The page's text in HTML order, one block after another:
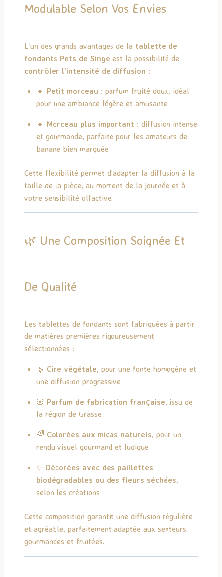
Modulable Selon Vos Envies
L’un des grands avantages de la tablette de
fondants Pets de Singe est la possibilité de
contrôler l’intensité de diffusion :
🔹 Petit morceau : parfum fruité doux, idéal
pour une ambiance légère et amusante
🔹 Morceau plus important : diffusion intense
et gourmande, parfaite pour les amateurs de
banane bien marquée
Cette flexibilité permet d’adapter la diffusion à la
taille de la pièce, au moment de la journée et à
votre sensibilité olfactive.
🌿 Une Composition Soignée Et
De Qualité
Les tablettes de fondants sont fabriquées à partir
de matières premières rigoureusement
sélectionnées :
🌿 Cire végétale, pour une fonte homogène et
une diffusion progressive
🌸 Parfum de fabrication française, issu de
la région de Grasse
🌈 Colorées aux micas naturels, pour un
rendu visuel gourmand et ludique
✨ Décorées avec des paillettes
biodégradables ou des fleurs séchées,
selon les créations
Cette composition garantit une diffusion régulière
et agréable, parfaitement adaptée aux senteurs
gourmandes et fruitées.